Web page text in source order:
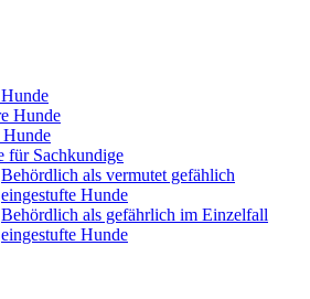
Hunde
für Sachkundige
Behördlich als vermutet gefählich
eingestufte Hunde
Behördlich als gefährlich im Einzelfall
eingestufte Hunde